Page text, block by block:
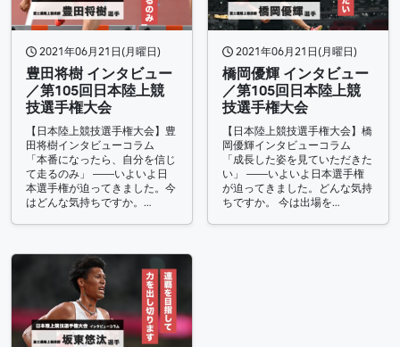
2021年06月21日(月曜日)
豊田将樹 インタビュー
／第105回日本陸上競
技選手権大会
【日本陸上競技選手権大会】豊
田将樹インタビューコラム
「本番になったら、自分を信じ
て走るのみ」 ――いよいよ日
本選手権が迫ってきました。今
はどんな気持ちですか。…
2021年06月21日(月曜日)
橋岡優輝 インタビュー
／第105回日本陸上競
技選手権大会
【日本陸上競技選手権大会】橋
岡優輝インタビューコラム
「成長した姿を見ていただきた
い」 ――いよいよ日本選手権
が迫ってきました。どんな気持
ちですか。 今は出場を…